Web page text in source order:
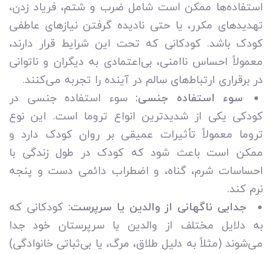
استفاده‌ها ممکن است شامل ضرب و شتم، فریاد زدن،
تهدیدهای مکرر، یا حتی نادیده گرفتن نیازهای عاطفی
کودک باشد. کودکانی که تحت این شرایط قرار دارند،
معمولاً احساس ناامنی، بی‌اعتمادی به دیگران و ناتوانی
در برقراری ارتباط‌های سالم در آینده را تجربه می‌کنند.
سوء استفاده جنسی: سوء استفاده جنسی در
کودکی یکی از شدیدترین انواع تروما است. این نوع
تروما معمولاً تأثیرات عمیقی بر روان کودک دارد و
ممکن است باعث شود که کودک در طول زندگی با
احساسات شرم، گناه، و اضطراب دائمی دست و پنجه
نرم کند.
جدایی ناگهانی از والدین یا سرپرست: کودکانی که
به دلایل مختلف از والدین یا سرپرستان خود جدا
می‌شوند (مثلاً به دلیل طلاق، مرگ، یا بی‌ثباتی خانوادگی)